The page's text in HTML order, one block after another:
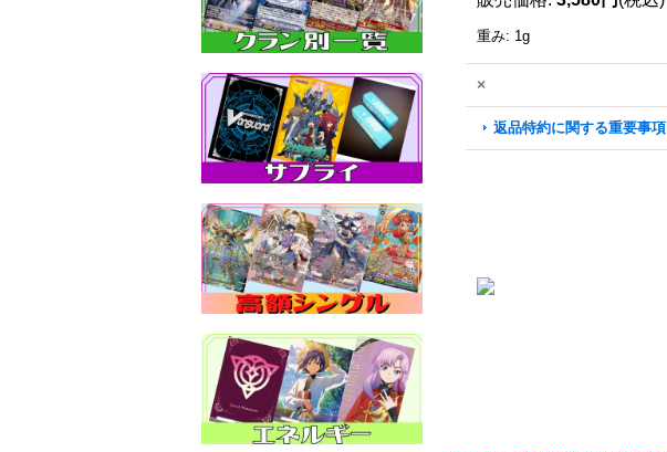
重み: 1g
×
返品特約に関する重要事項